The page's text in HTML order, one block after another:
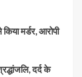
मर्डर, आरोपी
दर्द के